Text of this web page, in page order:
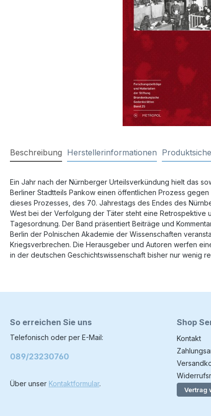
Beschreibung Herstellerinformationen
Ein Jahr nach der Nürnberger Urteilsverkündung hielt das
Berliner Stadtteils Pankow einen öffentlichen Prozess
dieses Prozesses, des 70. Jahrestags des Endes des
West bei der Verfolgung der Täter steht eine Retrospektive
Tagesordnung. Der Band präsentiert Beiträge und
Berlin der Polnischen Akademie der Wissenschaften
Kriegsverbrechen. Die Herausgeber und Autoren werfen
in der deutschen Geschichtswissenschaft bisher nur wenig
So erreichen Sie uns
Telefonisch oder per E-Mail:
089/23230760
Über unser Kontaktformular.
Shop
Kontakt
Vertrag